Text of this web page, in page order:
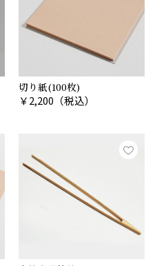
切り紙(100枚)
￥2,200 （税込）